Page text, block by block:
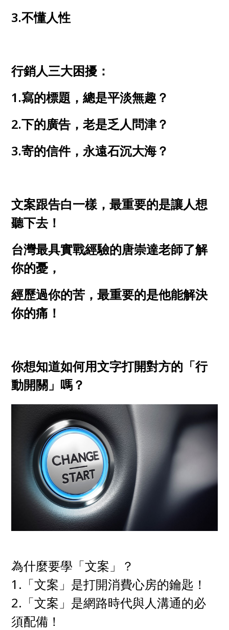
3.不懂人性
行銷人三大困擾：
1.寫的標題，總是平淡無趣？
2.下的廣告，老是乏人問津？
3.寄的信件，永遠石沉大海？
文案跟告白一樣，最重要的是讓人想
聽下去！
台灣最具實戰經驗的唐崇達老師了解
你的憂，
經歷過你的苦，最重要的是他能解決
你的痛！
你想知道如何用文字打開對方的「行
動開關」嗎？
為什麼要學「文案」？
1.「文案」是打開消費心房的鑰匙！
2.「文案」是網路時代與人溝通的必
須配備！